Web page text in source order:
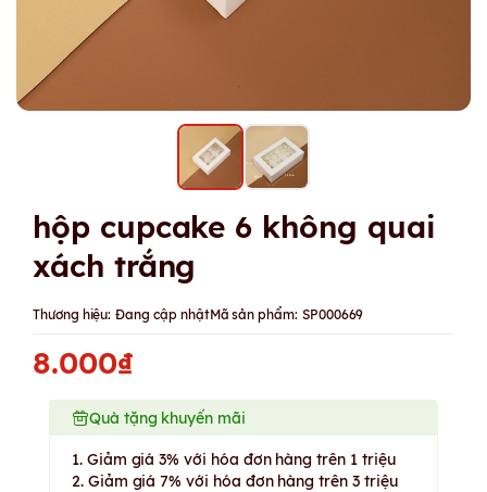
hộp cupcake 6 không quai
xách trắng
Thương hiệu: Đang cập nhậtMã sản phẩm: SP000669
8.000₫
Quà tặng khuyến mãi
1. Giảm giá 3% với hóa đơn hàng trên 1 triệu
2. Giảm giá 7% với hóa đơn hàng trên 3 triệu